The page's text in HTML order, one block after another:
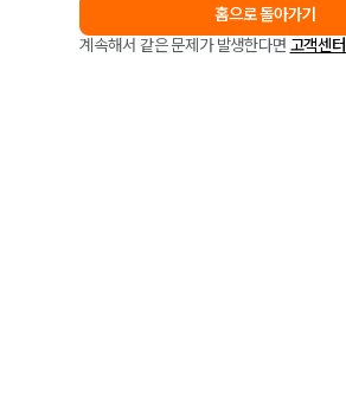
홈으로 돌아가기
계속해서 같은 문제가 발생한다면 고객센터